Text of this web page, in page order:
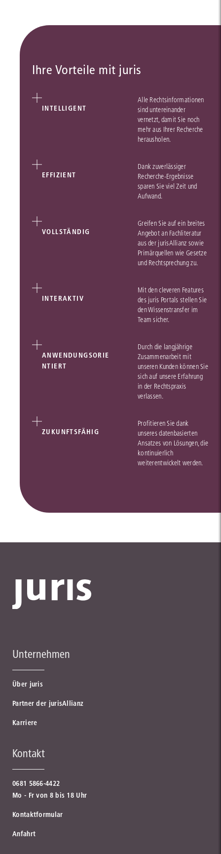
Ihre Vorteile mit juris
INTELLIGENT
Alle Rechtsinformationen
sind untereinander
vernetzt, damit Sie noch
mehr aus Ihrer Recherche
herausholen.
EFFIZIENT
Dank zuverlässiger
Recherche-Ergebnisse
sparen Sie viel Zeit und
Aufwand.
VOLLSTÄNDIG
Greifen Sie auf ein breites
Angebot an Fachliteratur
aus der jurisAllianz sowie
Primärquellen wie Gesetze
und Rechtsprechung zu.
INTERAKTIV
Mit den cleveren Features
des juris Portals stellen Sie
den Wissenstransfer im
Team sicher.
ANWENDUNGSORIE
NTIERT
Durch die langjährige
Zusammenarbeit mit
unseren Kunden können Sie
sich auf unsere Erfahrung
in der Rechtspraxis
verlassen.
ZUKUNFTSFÄHIG
Profitieren Sie dank
unseres datenbasierten
Ansatzes von Lösungen, die
kontinuierlich
weiterentwickelt werden.
Unternehmen
Über juris
Partner der jurisAllianz
Karriere
Kontakt
0681 5866-4422
Mo - Fr von 8 bis 18 Uhr
Kontaktformular
Anfahrt